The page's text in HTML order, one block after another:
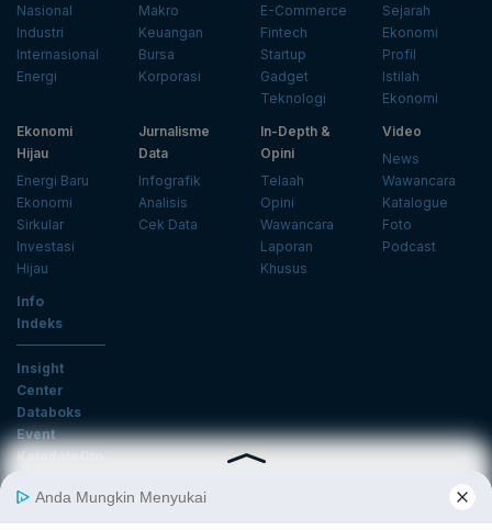
Nasional
Industri
Internasional
Energi
Makro
Keuangan
Bursa
Korporasi
E-Commerce
Fintech
Startup
Gadget
Teknologi
Sejarah
Ekonomi
Profil
Istilah
Ekonomi
Ekonomi
Hijau
Energi Baru
Ekonomi
Sirkular
Investasi
Hijau
Jurnalisme
Data
Infografik
Analisis
Cek Data
In-Depth &
Opini
Telaah
Opini
Wawancara
Laporan
Khusus
Video
News
Wawancara
Katalogue
Foto
Podcast
Info
Indeks
Insight
Center
Databoks
Event
KatadataOto